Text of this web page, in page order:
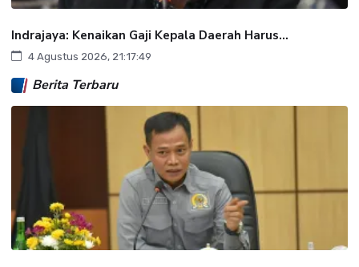
Indrajaya: Kenaikan Gaji Kepala Daerah Harus...
4 Agustus 2026, 21:17:49
Berita Terbaru